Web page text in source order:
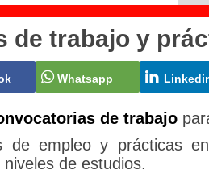
de trabajo y
Whatsapp
de trabajo
de empleo y prácticas
de estudios.